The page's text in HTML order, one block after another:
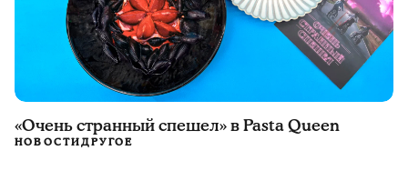
«Очень странный спешел» в Pasta Queen
НОВОСТИДРУГОЕ